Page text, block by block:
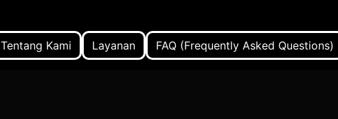
Tentang Kami Layanan FAQ (Frequently Asked Questions)